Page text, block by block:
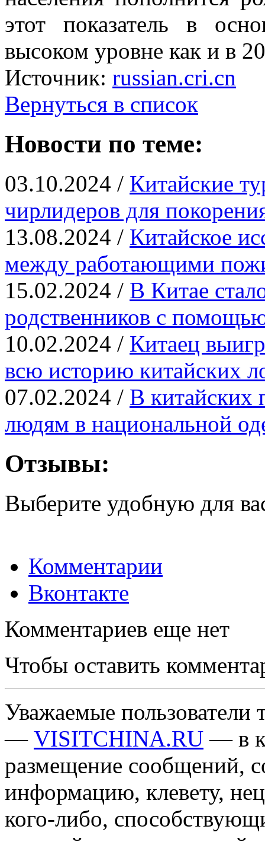
этот показатель в
высоком уровне как и в
Источник: russian.cri.cn
Вернуться в список
Новости по теме:
03.10.2024 / Китайские
чирлидеров для
13.08.2024 / Китайское
между работающими
15.02.2024 / В Китае
родственников с
10.02.2024 / Китаец
всю историю китайских
07.02.2024 / В китайских
людям в национальной
Отзывы:
Выберите удобную для
Комментарии
Вконтакте
Комментариев еще нет
Чтобы оставить
Уважаемые пользователи
— VISITCHINA.RU — в
размещение сообщений,
информацию, клевету,
кого-либо,